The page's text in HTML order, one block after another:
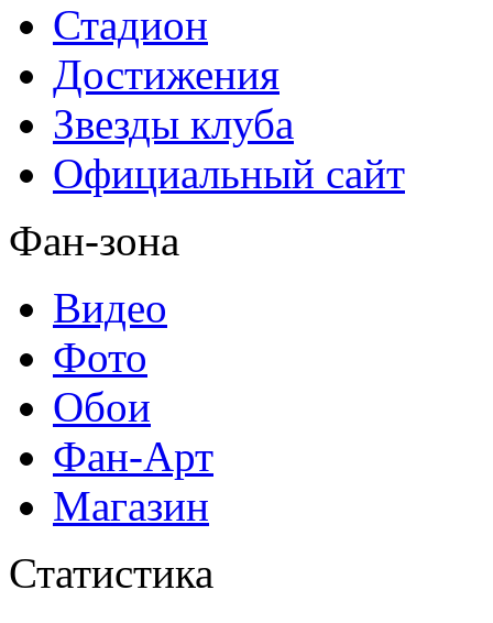
Стадион
Достижения
Звезды клуба
Официальный сайт
Фан-зона
Видео
Фото
Обои
Фан-Арт
Магазин
Статистика